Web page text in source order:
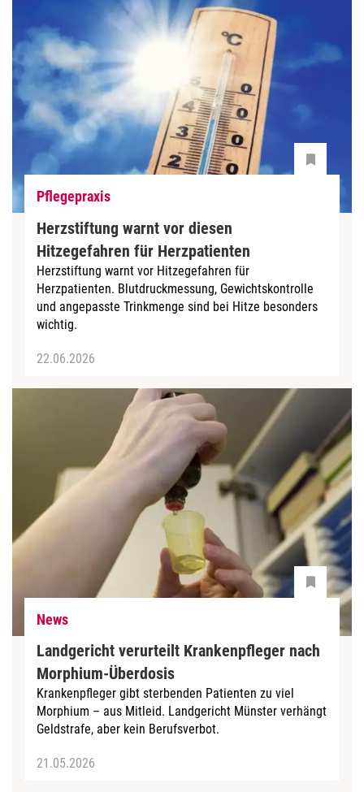
Pflegepraxis
Herzstiftung warnt vor diesen
Hitzegefahren für Herzpatienten
Herzstiftung warnt vor Hitzegefahren für
Herzpatienten. Blutdruckmessung, Gewichtskontrolle
und angepasste Trinkmenge sind bei Hitze besonders
wichtig.
22.06.2026
News
Landgericht verurteilt Krankenpfleger nach
Morphium-Überdosis
Krankenpfleger gibt sterbenden Patienten zu viel
Morphium – aus Mitleid. Landgericht Münster verhängt
Geldstrafe, aber kein Berufsverbot.
21.05.2026